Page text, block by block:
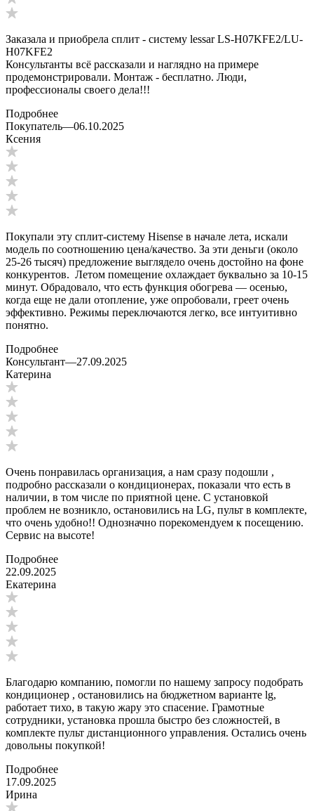
Заказала и приобрела сплит - систему lessar LS-H07KFE2/LU-
H07KFE2
Консультанты всё рассказали и наглядно на примере
продемонстрировали. Монтаж - бесплатно. Люди,
профессионалы своего дела!!!
Подробнее
Покупатель—06.10.2025
Ксения
Покупали эту сплит-систему Hisense в начале лета, искали
модель по соотношению цена/качество. За эти деньги (около
25-26 тысяч) предложение выглядело очень достойно на фоне
конкурентов. Летом помещение охлаждает буквально за 10-15
минут. Обрадовало, что есть функция обогрева — осенью,
когда еще не дали отопление, уже опробовали, греет очень
эффективно. Режимы переключаются легко, все интуитивно
понятно.
Подробнее
Консультант—27.09.2025
Катерина
Очень понравилась организация, а нам сразу подошли ,
подробно рассказали о кондиционерах, показали что есть в
наличии, в том числе по приятной цене. С установкой
проблем не возникло, остановились на LG, пульт в комплекте,
что очень удобно!! Однозначно порекомендуем к посещению.
Сервис на высоте!
Подробнее
22.09.2025
Екатерина
Благодарю компанию, помогли по нашему запросу подобрать
кондиционер , остановились на бюджетном варианте lg,
работает тихо, в такую жару это спасение. Грамотные
сотрудники, установка прошла быстро без сложностей, в
комплекте пульт дистанционного управления. Остались очень
довольны покупкой!
Подробнее
17.09.2025
Ирина